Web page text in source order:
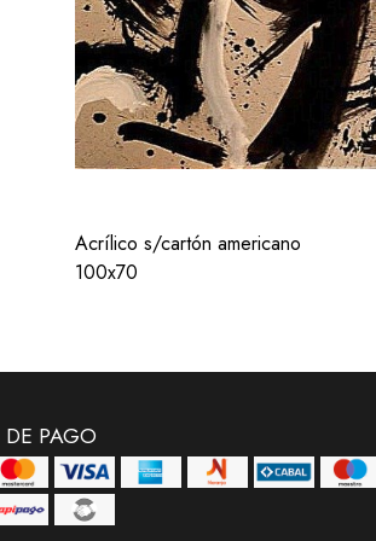
Acrílico s/cartón americano
100x70
PAGO